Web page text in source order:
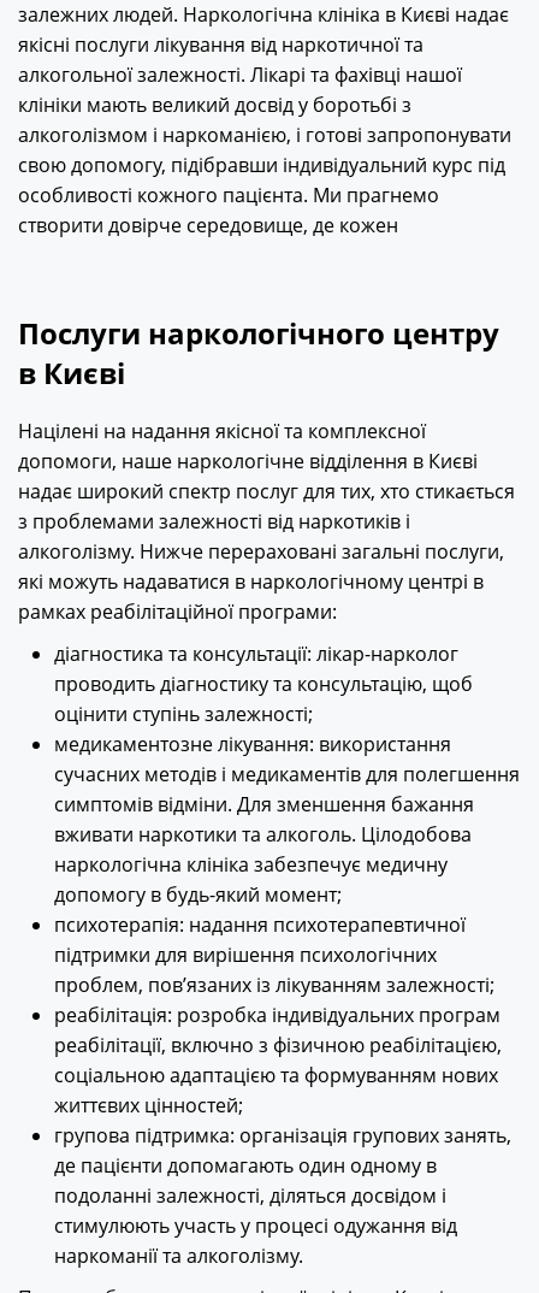
залежних людей. Наркологічна клініка в Києві надає
якісні послуги лікування від наркотичної та
алкогольної залежності. Лікарі та фахівці нашої
клініки мають великий досвід у боротьбі з
алкоголізмом і наркоманією, і готові запропонувати
свою допомогу, підібравши індивідуальний курс під
особливості кожного пацієнта. Ми прагнемо
створити довірче середовище, де кожен
Послуги наркологічного центру
в Києві
Націлені на надання якісної та комплексної
допомоги, наше наркологічне відділення в Києві
надає широкий спектр послуг для тих, хто стикається
з проблемами залежності від наркотиків і
алкоголізму. Нижче перераховані загальні послуги,
які можуть надаватися в наркологічному центрі в
рамках реабілітаційної програми:
діагностика та консультації: лікар-нарколог
проводить діагностику та консультацію, щоб
оцінити ступінь залежності;
медикаментозне лікування: використання
сучасних методів і медикаментів для полегшення
симптомів відміни. Для зменшення бажання
вживати наркотики та алкоголь. Цілодобова
наркологічна клініка забезпечує медичну
допомогу в будь-який момент;
психотерапія: надання психотерапевтичної
підтримки для вирішення психологічних
проблем, пов’язаних із лікуванням залежності;
реабілітація: розробка індивідуальних програм
реабілітації, включно з фізичною реабілітацією,
соціальною адаптацією та формуванням нових
життєвих цінностей;
групова підтримка: організація групових занять,
де пацієнти допомагають один одному в
подоланні залежності, діляться досвідом і
стимулюють участь у процесі одужання від
наркоманії та алкоголізму.